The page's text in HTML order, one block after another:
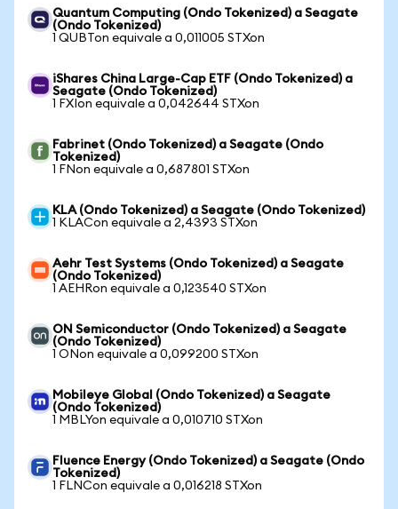
Quantum Computing (Ondo Tokenized) a Seagate
(Ondo Tokenized)
1 QUBTon equivale a 0,011005 STXon
iShares China Large-Cap ETF (Ondo Tokenized) a
Seagate (Ondo Tokenized)
1 FXIon equivale a 0,042644 STXon
Fabrinet (Ondo Tokenized) a Seagate (Ondo
Tokenized)
1 FNon equivale a 0,687801 STXon
KLA (Ondo Tokenized) a Seagate (Ondo Tokenized)
1 KLACon equivale a 2,4393 STXon
Aehr Test Systems (Ondo Tokenized) a Seagate
(Ondo Tokenized)
1 AEHRon equivale a 0,123540 STXon
ON Semiconductor (Ondo Tokenized) a Seagate
(Ondo Tokenized)
1 ONon equivale a 0,099200 STXon
Mobileye Global (Ondo Tokenized) a Seagate
(Ondo Tokenized)
1 MBLYon equivale a 0,010710 STXon
Fluence Energy (Ondo Tokenized) a Seagate (Ondo
Tokenized)
1 FLNCon equivale a 0,016218 STXon